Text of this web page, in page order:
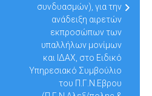
συνδυασμών), για την
ανάδειξη αιρετών
εκπροσώπων των
υπαλλήλων μονίμων
και ΙΔΑΧ, στο Ειδικό
Υπηρεσιακό Συμβούλιο
του Π.Γ.Ν.Εβρου